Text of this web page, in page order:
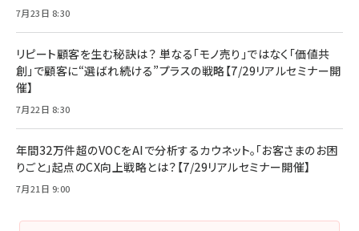
7月23日 8:30
リピート顧客を生む秘訣は？ 単なる「モノ売り」ではなく「価値共
創」で顧客に“選ばれ続ける”プラスの戦略【7/29リアルセミナー開
催】
7月22日 8:30
年間32万件超のVOCをAIで分析するカウネット。「お客さまのお困
りごと」起点のCX向上戦略とは？【7/29リアルセミナー開催】
7月21日 9:00